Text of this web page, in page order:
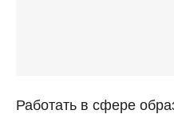
Работать в сфере